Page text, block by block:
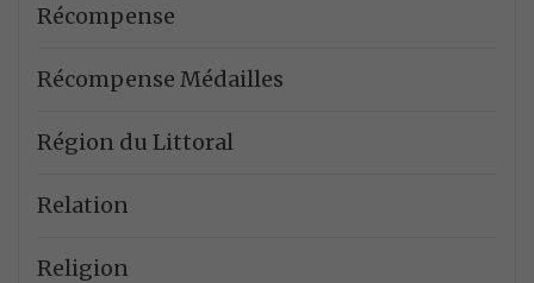
Récompense
Récompense Médailles
Région du Littoral
Relation
Religion